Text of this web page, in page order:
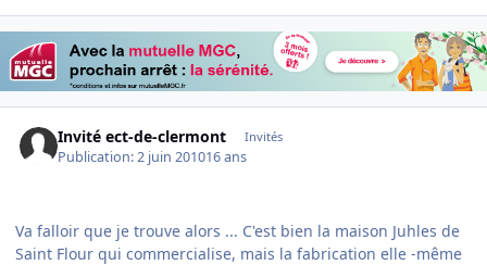
Invité ect-de-clermont Invités
Publication:2 juin 201016 ans
Va falloir que je trouve alors ... C'est bien la maison Juhles de
Saint Flour qui commercialise, mais la fabrication elle -même